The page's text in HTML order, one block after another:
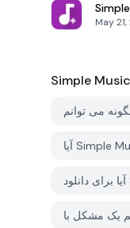
May
Simple